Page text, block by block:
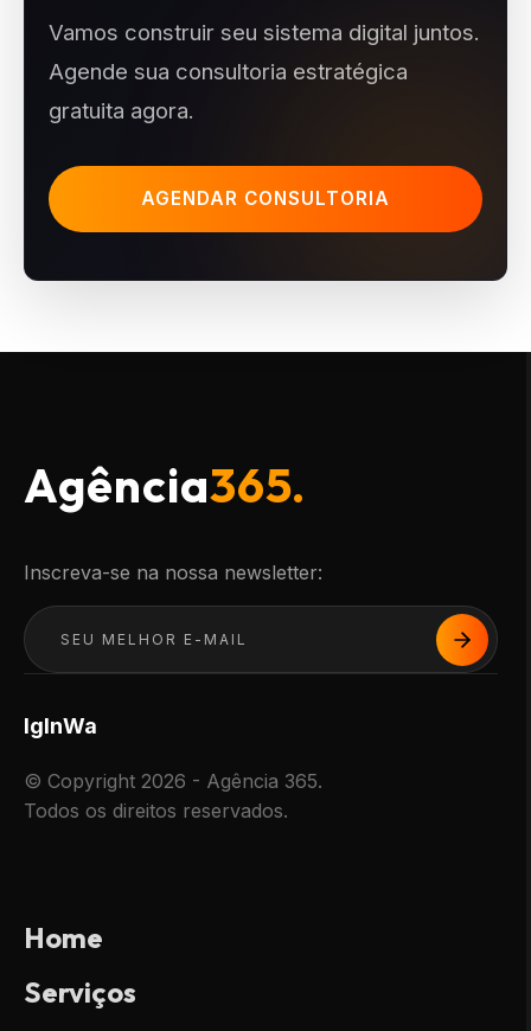
Vamos construir seu sistema digital juntos.
Agende sua consultoria estratégica
gratuita agora.
AGENDAR CONSULTORIA
Agência365.
Inscreva-se na nossa newsletter:
IgInWa
© Copyright 2026 - Agência 365.
Todos os direitos reservados.
Home
Serviços